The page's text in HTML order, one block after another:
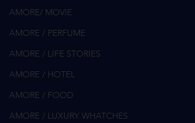
AMORE/ MOVIE
AMORE / PERFUME
AMORE / LIFE STORIES
AMORE / HOTEL
AMORE / FOOD
AMORE / LUXURY WHATCHES